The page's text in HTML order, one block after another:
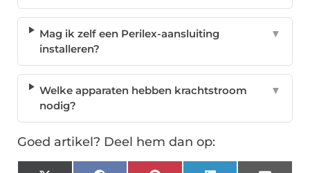
Mag ik zelf een Perilex-aansluiting
installeren?
▼
Welke apparaten hebben krachtstroom
nodig?
▼
Goed artikel? Deel hem dan op: